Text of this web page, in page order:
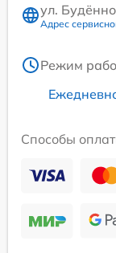
ул.
Адрес
Режим
Способы